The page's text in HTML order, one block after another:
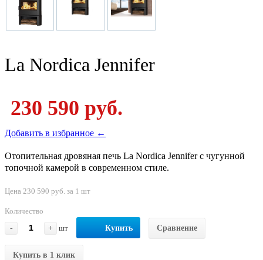
La Nordica Jennifer
230 590 руб.
Добавить в избранное ←
Отопительная дровяная печь La Nordica Jennifer с чугунной
топочной камерой в современном стиле.
Цена 230 590 руб. за 1 шт
Количество
-
+ шт Купить Сравнение
Купить в 1 клик